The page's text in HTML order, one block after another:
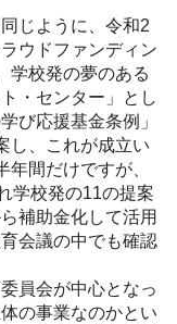
じように、令和2
ウドファンディン
学校発の夢のある
・センター」とし
び応援基金条例」
し、これが成立い
間だけですが、
学校発の11の提案
補助金化して活用
会議の中でも確認
員会が中心となっ
の事業なのかとい